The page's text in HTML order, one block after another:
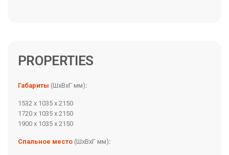
PROPERTIES
Габариты (ШхВхГ мм):
1532 х 1035 х 2150
1720 х 1035 х 2150
1900 х 1035 х 2150
Спальное место (ШхВхГ мм):